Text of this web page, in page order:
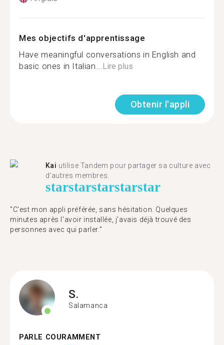
Mes objectifs d'apprentissage
Have meaningful conversations in English and
basic ones in Italian...Lire plus
Obtenir l'appli
Kai utilise Tandem pour partager sa culture avec
d'autres membres.
starstarstarstarstar
"C'est mon appli préférée, sans hésitation. Quelques
minutes après l'avoir installée, j'avais déjà trouvé des
personnes avec qui parler."
S.
Salamanca
PARLE COURAMMENT